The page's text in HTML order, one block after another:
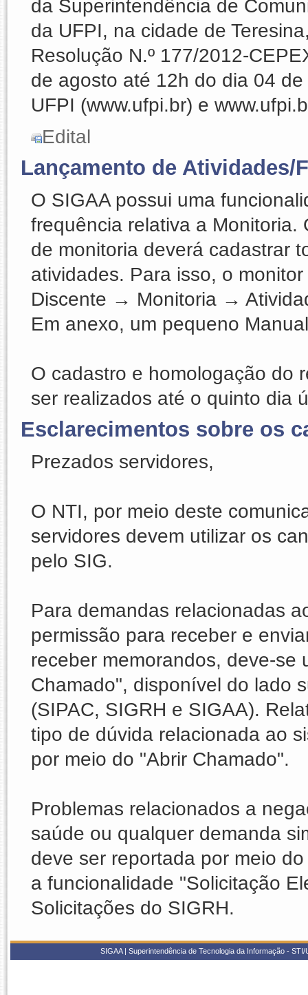
da Superintendência de
da UFPI, na cidade de
Resolução N.º 177/2012-
de agosto até 12h do dia 04
UFPI (www.ufpi.br) e
Edital
Lançamento de Atividades/
O SIGAA possui uma
frequência relativa a
de monitoria deverá cadastrar
atividades. Para isso, o
Discente → Monitoria →
Em anexo, um pequeno
O cadastro e homologação do
ser realizados até o quinto dia
Esclarecimentos sobre os
Prezados servidores,
O NTI, por meio deste
servidores devem utilizar os
pelo SIG.
Para demandas relacionadas
permissão para receber e
receber memorandos, deve-se
Chamado", disponível do lado
(SIPAC, SIGRH e SIGAA).
tipo de dúvida relacionada ao
por meio do "Abrir Chamado".
Problemas relacionados a
saúde ou qualquer demanda
deve ser reportada por meio
a funcionalidade "Solicitação
Solicitações do SIGRH.
SIGAA | Superintendência de Tecnologia da Informação -